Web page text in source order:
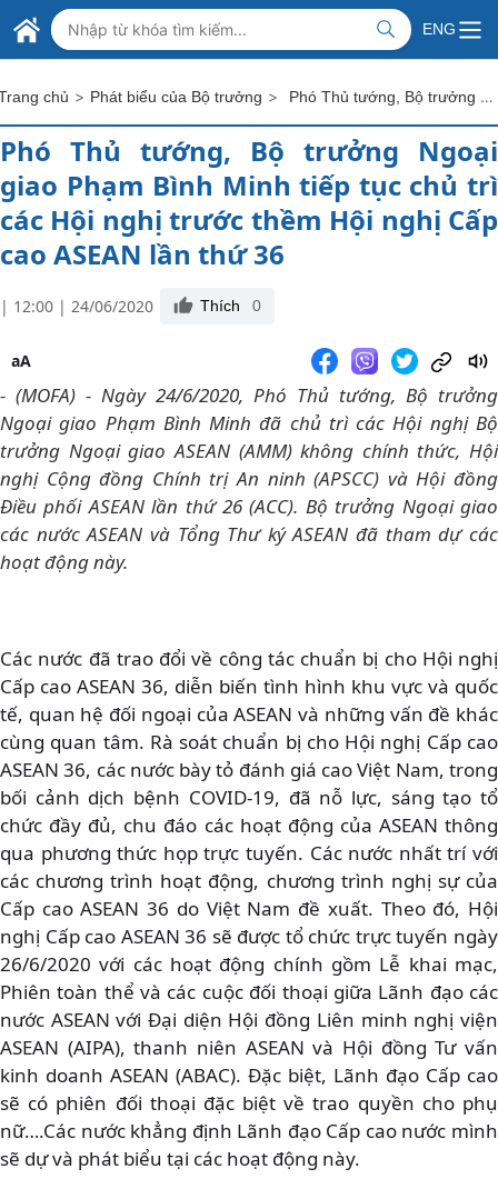
Skip to Main Content
BỘ NGOẠI GIAO VIỆT NAM
MINISTRY OF FOREIGN AFFAIRS
ENG
chủ > Phát biểu của Bộ trưởng > Phó Thủ tướng, Bộ trưởng Ngoại giao Phạm Bình Minh tiếp tục chủ trì các Hội nghị trước thềm Hội nghị Cấp cao ASEAN lần thứ 36
Phó Thủ tướng, Bộ trưởng Ngoại
giao Phạm Bình Minh tiếp tục chủ trì
các Hội nghị trước thềm Hội nghị Cấp
cao ASEAN lần thứ 36
| 12:00 | 24/06/2020 Thích 0
aA
- (MOFA) - Ngày 24/6/2020, Phó Thủ tướng, Bộ trưởng
Ngoại giao Phạm Bình Minh đã chủ trì các Hội nghị Bộ
trưởng Ngoại giao ASEAN (AMM) không chính thức, Hội
nghị Cộng đồng Chính trị An ninh (APSCC) và Hội đồng
Điều phối ASEAN lần thứ 26 (ACC). Bộ trưởng Ngoại giao
các nước ASEAN và Tổng Thư ký ASEAN đã tham dự các
hoạt động này.
Các nước đã trao đổi về công tác chuẩn bị cho Hội nghị
Cấp cao ASEAN 36, diễn biến tình hình khu vực và quốc
tế, quan hệ đối ngoại của ASEAN và những vấn đề khác
cùng quan tâm. Rà soát chuẩn bị cho Hội nghị Cấp cao
ASEAN 36, các nước bày tỏ đánh giá cao Việt Nam, trong
bối cảnh dịch bệnh COVID-19, đã nỗ lực, sáng tạo tổ
chức đầy đủ, chu đáo các hoạt động của ASEAN thông
qua phương thức họp trực tuyến. Các nước nhất trí với
các chương trình hoạt động, chương trình nghị sự của
Cấp cao ASEAN 36 do Việt Nam đề xuất. Theo đó, Hội
nghị Cấp cao ASEAN 36 sẽ được tổ chức trực tuyến ngày
26/6/2020 với các hoạt động chính gồm Lễ khai mạc,
Phiên toàn thể và các cuộc đối thoại giữa Lãnh đạo các
nước ASEAN với Đại diện Hội đồng Liên minh nghị viện
ASEAN (AIPA), thanh niên ASEAN và Hội đồng Tư vấn
kinh doanh ASEAN (ABAC). Đặc biệt, Lãnh đạo Cấp cao
sẽ có phiên đối thoại đặc biệt về trao quyền cho phụ
nữ….Các nước khẳng định Lãnh đạo Cấp cao nước mình
sẽ dự và phát biểu tại các hoạt động này.